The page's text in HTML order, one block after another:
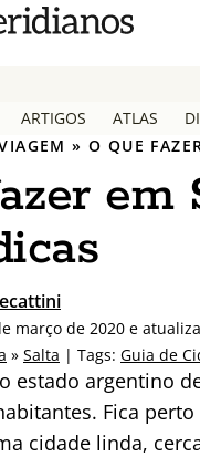
ARTIGOS ATLAS
»O QUE
em
março de 2020 e
» Salta | Tags: Guia de
estado argentino
Fica
cidade linda,